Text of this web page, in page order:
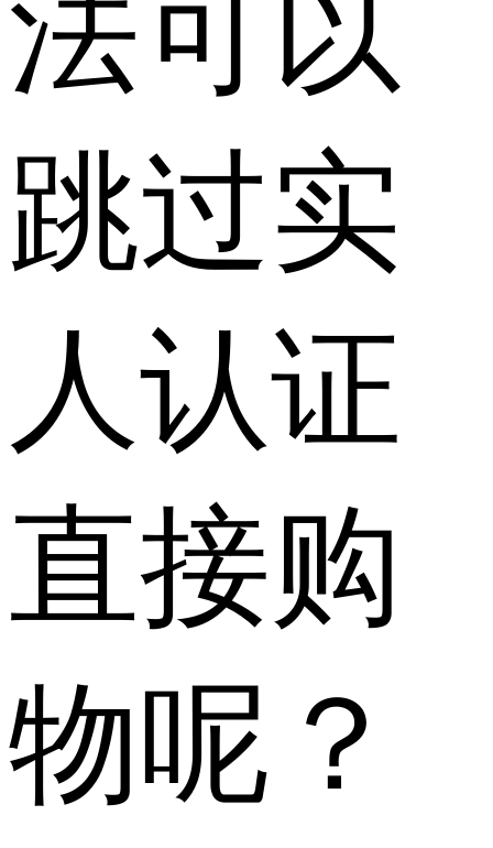
法可以
跳过实
人认证
直接购
物呢？